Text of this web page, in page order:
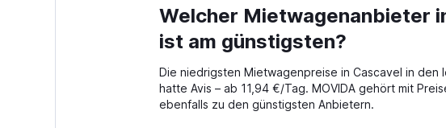
Range:
91
categories.
chart
has
1
Welcher Mietwagenanbieter
ist am günstigsten?
Die niedrigsten Mietwagenpreise in Cascavel in den
hatte Avis – ab 11,94 €/Tag. MOVIDA gehört mit
ebenfalls zu den günstigsten Anbietern.